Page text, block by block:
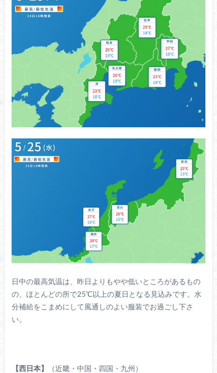
日中の最高気温は、昨日よりもやや低いところがあるもの
の、ほとんどの所で25℃以上の夏日となる見込みです。水
分補給をこまめにして風通しのよい服装でお過ごし下さ
い。
【西日本】 （近畿・中国・四国・九州）